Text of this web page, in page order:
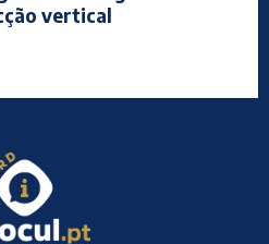
vertical